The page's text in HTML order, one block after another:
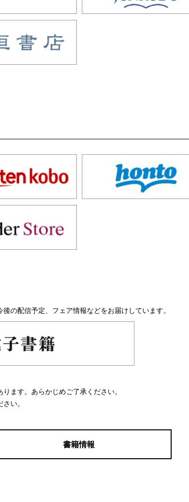
の配信予定、フェア情報などをお届けしています。
ます。あらかじめご了承ください。
い。
書籍情報